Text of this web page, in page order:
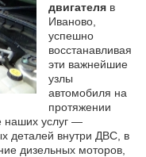
двигателя в
Иваново,
успешно
восстанавливая
эти важнейшие
узлы
автомобиля на
протяжении
наших услуг —
деталей внутри ДВС, в
дизельных моторов,